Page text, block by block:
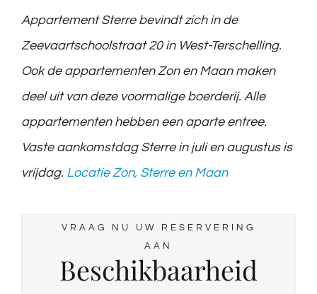
Appartement Sterre bevindt zich in de
Zeevaartschoolstraat 20 in West-Terschelling.
Ook de appartementen Zon en Maan maken
deel uit van deze voormalige boerderij. Alle
appartementen hebben een aparte entree.
Vaste aankomstdag Sterre in juli en augustus is
vrijdag. Locatie Zon, Sterre en Maan
VRAAG NU UW RESERVERING
AAN
Beschikbaarheid